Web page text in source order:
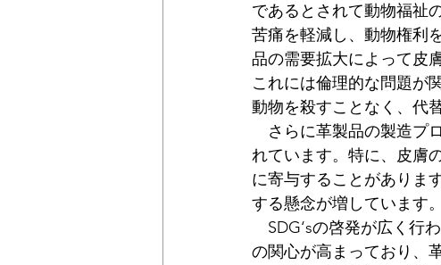
であるとされて動物福祉
苦痛を軽減し、動物権利
品の需要拡大によって皮
これには倫理的な問題が
動物を殺すことなく、代
さらに革製品の製造プ
れています。特に、皮膚
に寄与することがありま
する懸念が増しています。
SDG‘sの啓発が広く行
の関心が高まっており、